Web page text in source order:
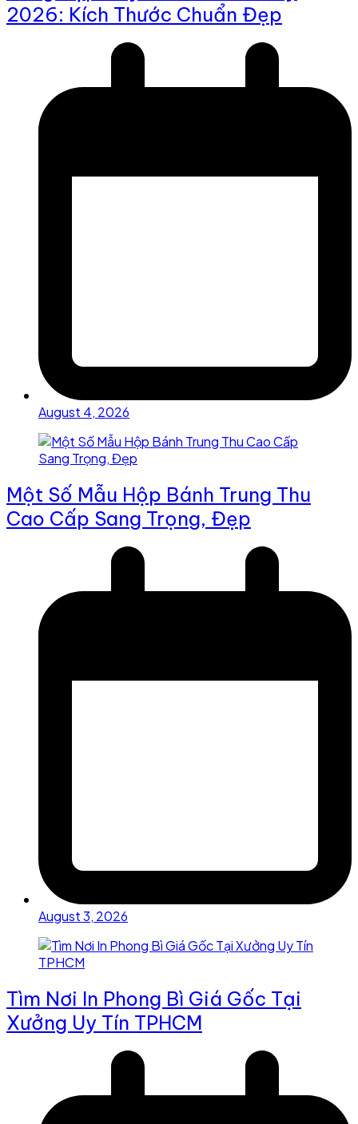
2026: Kích Thước Chuẩn Đẹp
August 4, 2026
Một Số Mẫu Hộp Bánh Trung Thu
Cao Cấp Sang Trọng, Đẹp
August 3, 2026
Tìm Nơi In Phong Bì Giá Gốc Tại
Xưởng Uy Tín TPHCM